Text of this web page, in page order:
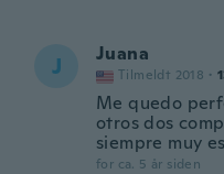
J Juana
Tilmeldt 2018 ·
Me quedo
otros dos
siempre muy
for ca. 5 år siden